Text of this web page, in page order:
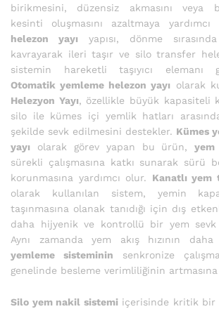
birikmesini, düzensiz akmasını veya
kesinti oluşmasını azaltmaya yardımcı
helezon yayı yapısı, dönme
kavrayarak ileri taşır ve silo transfer
sistemin hareketli taşıyıcı elemanı
Otomatik yemleme helezon yayı olarak
Helezyon Yayı, özellikle büyük kapasiteli
silo ile kümes içi yemlik hatları
şekilde sevk edilmesini destekler. Kümes
yayı olarak görev yapan bu ürün,yem
sürekli çalışmasına katkı sunarak sürü
korunmasına yardımcı olur. Kanatlı yem
olarak kullanılan sistem, yemin
taşınmasına olanak tanıdığı için dış
daha hijyenik ve kontrollü bir yem
Aynı zamanda yem akış hızının
yemleme sisteminin senkronize
genelinde besleme verimliliğinin artmasına
Silo yem nakil sistemi içerisinde kritik bir